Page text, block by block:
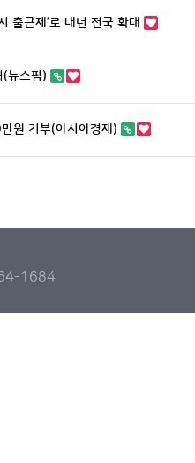
출근제’로 내년 전국 확대
뉴스핌)
원 기부(아시아경제)
1684